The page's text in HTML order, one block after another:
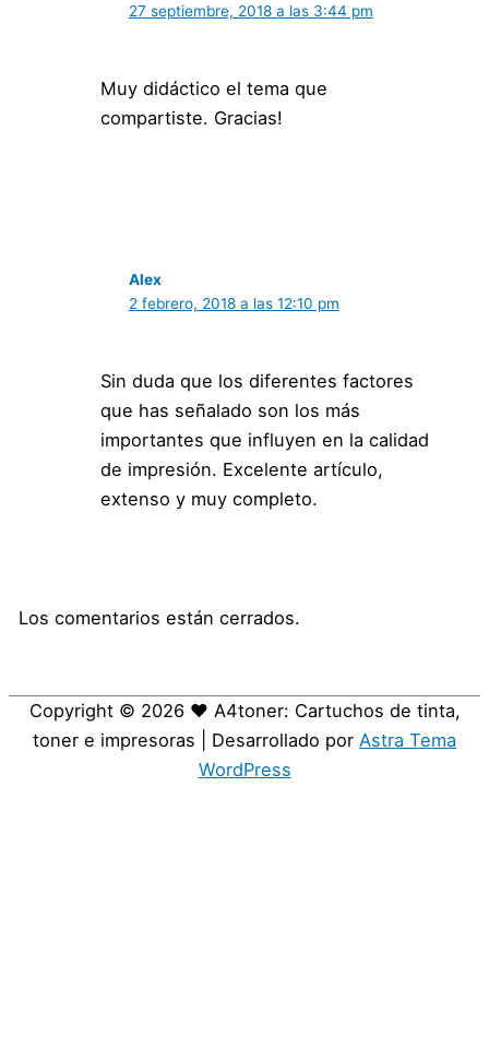
27 septiembre, 2018 a las 3:44 pm
Muy didáctico el tema que
compartiste. Gracias!
Alex
2 febrero, 2018 a las 12:10 pm
Sin duda que los diferentes factores
que has señalado son los más
importantes que influyen en la calidad
de impresión. Excelente artículo,
extenso y muy completo.
Los comentarios están cerrados.
Copyright © 2026 ❤️ A4toner: Cartuchos de tinta,
toner e impresoras | Desarrollado por Astra Tema
WordPress